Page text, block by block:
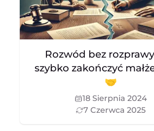
Rozwód bez
szybko zakończyć
🤝
18 Sierpnia 2024
7 Czerwca 2025